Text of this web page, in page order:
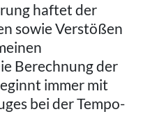
haftet der
sowie Verstößen
Berechnung der
immer mit
bei der Tempo-